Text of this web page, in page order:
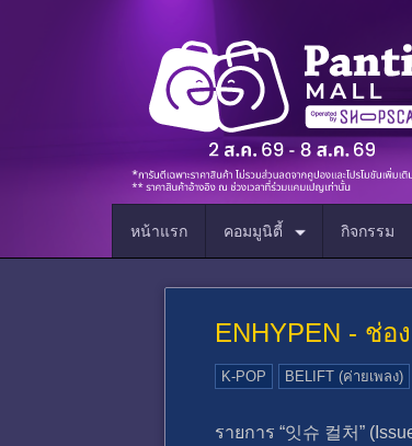
หน้าแรก คอมมูนิตี้ กิจกรรม
ENHYPEN - ช่อ
K-POP BELIFT (ค่ายเพลง)
รายการ “잇슈 컬처”